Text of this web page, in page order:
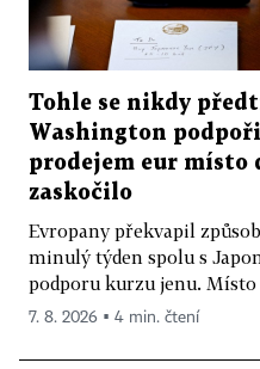
Tohle se nikdy
Washington
prodejem eur místo
zaskočilo
Evropany překvapil
minulý týden spolu s
podporu kurzu jenu.
7. 8. 2026 ▪ 4 min. čtení